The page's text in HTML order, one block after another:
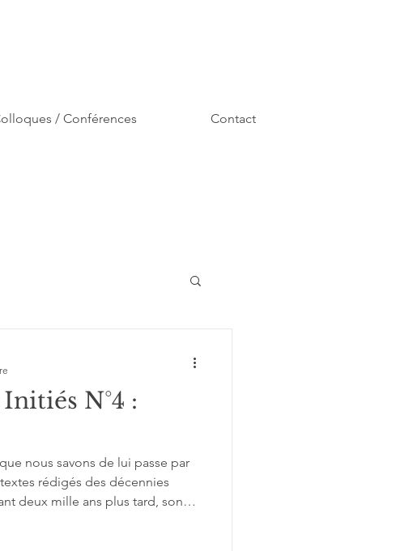
/ Conférences Contact
N°4 :
nous savons de lui passe par
rédigés des décennies
deux mille ans plus tard, son